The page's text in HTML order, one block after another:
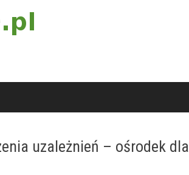
uzależnień – ośrodek dla